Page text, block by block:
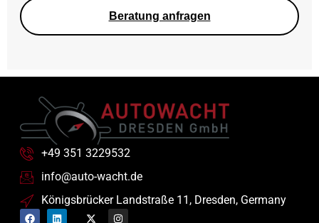
Beratung anfragen
+49 351 3229532
info@auto-wacht.de
Königsbrücker Landstraße 11, Dresden, Germany